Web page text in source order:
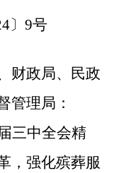
〕 9号
财政局、民政
管理局：
三中全会精
，强化殡葬服